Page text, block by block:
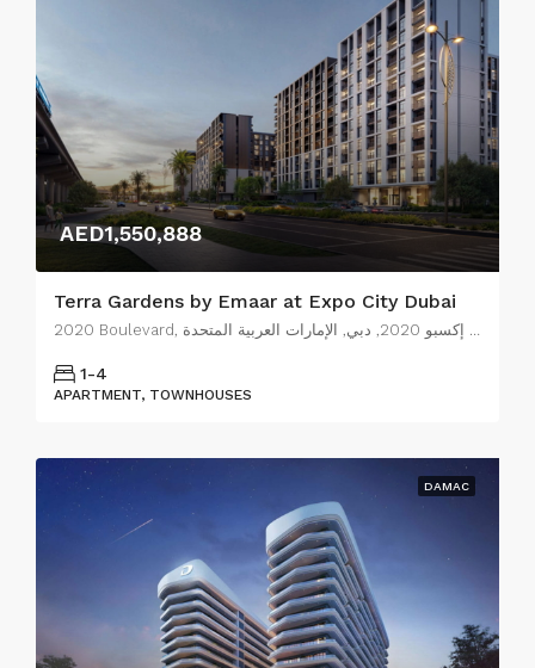
AED1,550,888
Terra Gardens by Emaar at Expo City Dubai
2020 Boulevard, مدينة إكسبو دبي, قرية إكسبو, منطقة إكسبو 2020, دبي, الإمارات العربية المتحدة
1-4
APARTMENT, TOWNHOUSES
DAMAC